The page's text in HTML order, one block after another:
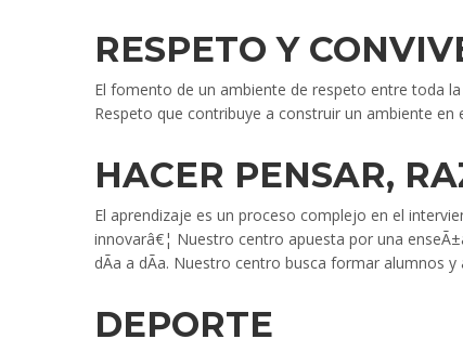
RESPETO Y
El fomento de un ambiente de respeto entre toda
Respeto que contribuye a construir un ambiente
HACER PENSAR,
El aprendizaje es un proceso complejo en el
innovarâ€¦ Nuestro centro apuesta por una
dÃ­a a dÃ­a. Nuestro centro busca formar alumnos
DEPORTE